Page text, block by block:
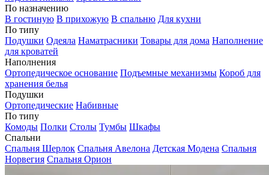
По назначению
В гостиную В прихожую В спальню Для кухни
По типу
Подушки Одеяла Наматрасники Товары для дома Наполнение
для кроватей
Наполнения
Ортопедическое основание Подъемные механизмы Короб для
хранения белья
Подушки
Ортопедические Набивные
По типу
Комоды Полки Столы Тумбы Шкафы
Спальни
Спальня Шерлок Спальня Авелона Детская Модена Спальня
Норвегия Спальня Орион